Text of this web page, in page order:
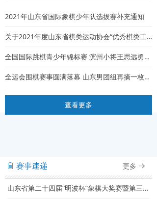
ꁩ 赛事速递 更多 뀠
山东省第二十四届“明波杯”象棋大奖赛暨第三十届山东省棋王赛比赛规程
际象棋教师培训对于促进国
极为重要的意义。
2021年山东省国际象棋少年队选拔赛补充通知
关于2021年度山东省棋类运动协会“优秀棋类工作者”评选结果的通知
全国国际跳棋青少年锦标赛 滨州小将王思远勇夺64格U11男子组冠军
全运会围棋赛事圆满落幕 山东男团组再摘一枚银牌
查看更多